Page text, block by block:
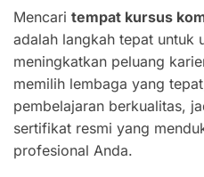
Mencari tempat kursus
adalah langkah tepat untuk
meningkatkan peluang
memilih lembaga yang
pembelajaran berkualitas,
sertifikat resmi yang
profesional Anda.